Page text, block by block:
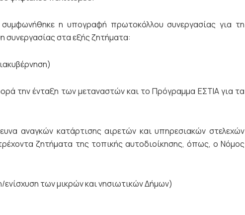
η υπογραφή πρωτοκόλλου συνεργασίας για τη
συνεργασίας στα εξής ζητήματα:
την ένταξη των μεταναστών και το Πρόγραμμα ΕΣΤΙΑ για τα
αναγκών κατάρτισης αιρετών και υπηρεσιακών στελεχών
ζητήματα της τοπικής αυτοδιοίκησης, όπως, ο Νόμος
των μικρών και νησιωτικών Δήμων)